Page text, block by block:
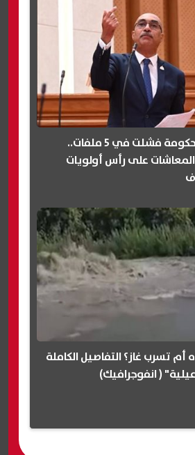
إيهاب منصور: الحكومة فشلت في 5 ملفات..
على رأس أولويات
أم تسرب غاز؟ التفاصيل الكاملة
( انفوجرافيك)